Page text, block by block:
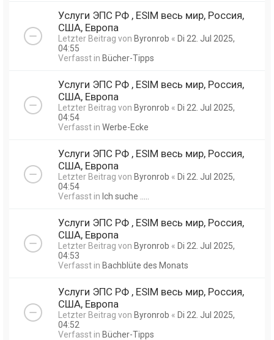
Услуги ЭПС РФ , ESIM весь мир, Россия,
США, Европа
Letzter Beitrag von Byronrob « Di 22. Jul 2025,
04:55
Verfasst in Bücher-Tipps
Услуги ЭПС РФ , ESIM весь мир, Россия,
США, Европа
Letzter Beitrag von Byronrob « Di 22. Jul 2025,
04:54
Verfasst in Werbe-Ecke
Услуги ЭПС РФ , ESIM весь мир, Россия,
США, Европа
Letzter Beitrag von Byronrob « Di 22. Jul 2025,
04:54
Verfasst in Ich suche .....
Услуги ЭПС РФ , ESIM весь мир, Россия,
США, Европа
Letzter Beitrag von Byronrob « Di 22. Jul 2025,
04:53
Verfasst in Bachblüte des Monats
Услуги ЭПС РФ , ESIM весь мир, Россия,
США, Европа
Letzter Beitrag von Byronrob « Di 22. Jul 2025,
04:52
Verfasst in Bücher-Tipps